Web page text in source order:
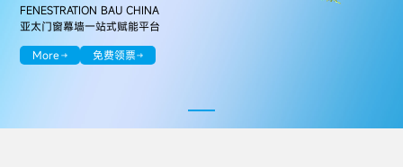
FENESTRATION BAU CHINA
亚太门窗幕墙一站式赋能平台
More 免费领票